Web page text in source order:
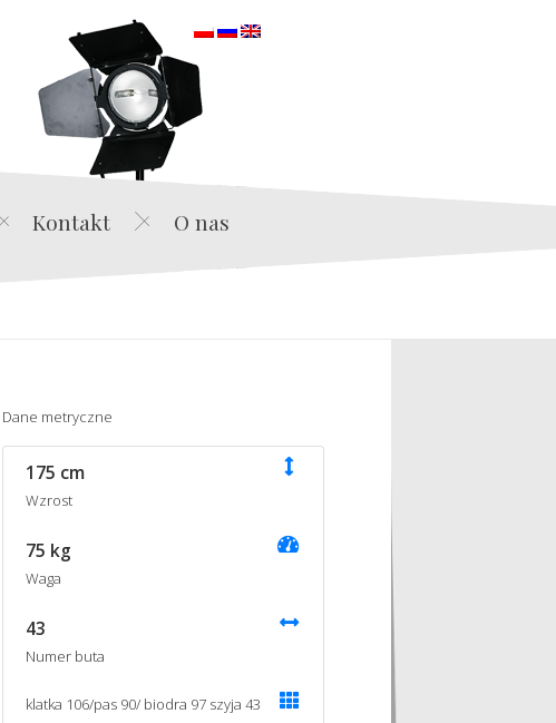
Aktorska
Kontakt O nas
Dane metryczne
175 cm
Wzrost
75 kg
Waga
43
Numer buta
klatka 106/pas 90/ biodra 97 szyja 43